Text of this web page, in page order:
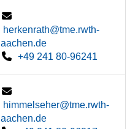
herkenrath@tme.rwth-
aachen.de
+49 241 80-96241
himmelseher@tme.rwth-
aachen.de